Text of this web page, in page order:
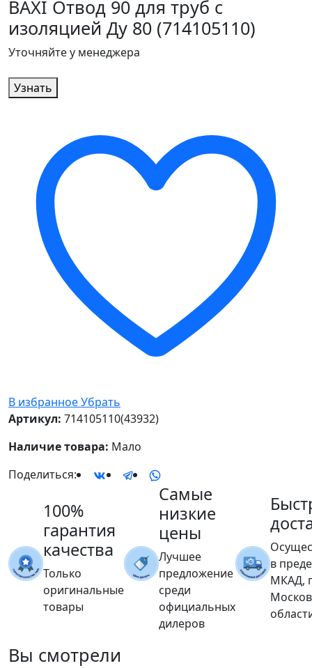
BAXI Отвод 90 для труб с
изоляцией Ду 80 (714105110)
Уточняйте у менеджера
Узнать
В избранноеУбрать
Артикул: 714105110(43932)
Наличие товара: Мало
Поделиться:
100%
гарантия
качества
Только
оригинальные
товары
Самые
низкие
цены
Лучшее
предложение
среди
официальных
дилеров
в
МКАД,
Вы смотрели